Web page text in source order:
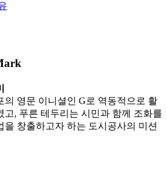
의 영문 이니셜인 G로 역동적으로 활
고, 푸른 테두리는 시민과 함께 조화를
을 창출하고자 하는 도시공사의 미션